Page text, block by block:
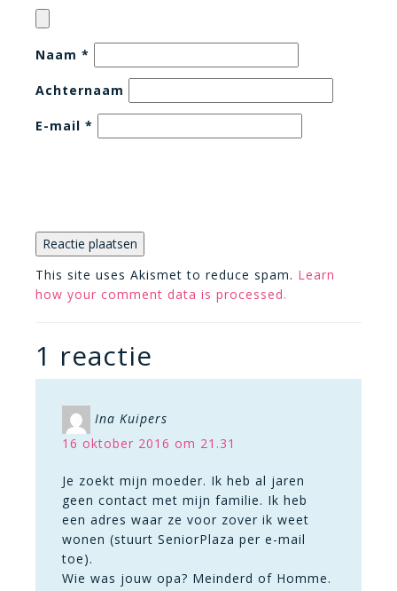
Naam *
Achternaam
E-mail *
This site uses Akismet to reduce spam. Learn
how your comment data is processed.
1 reactie
Ina Kuipers
16 oktober 2016 om 21.31
Je zoekt mijn moeder. Ik heb al jaren
geen contact met mijn familie. Ik heb
een adres waar ze voor zover ik weet
wonen (stuurt SeniorPlaza per e-mail
toe).
Wie was jouw opa? Meinderd of Homme.